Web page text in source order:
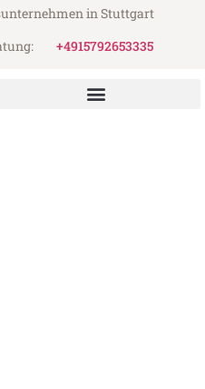
in Stuttgart
+4915792653335